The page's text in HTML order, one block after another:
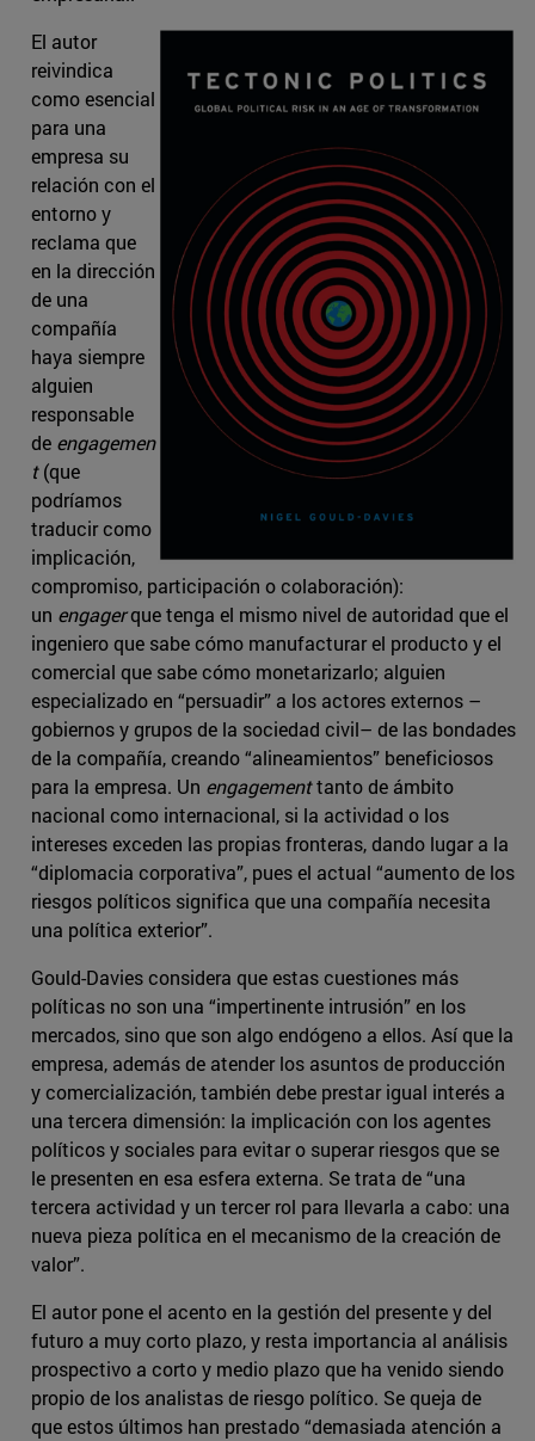
El autor
reivindica
como esencial
para una
empresa su
relación con el
entorno y
reclama que
en la dirección
de una
compañía
haya siempre
alguien
responsable
de engagemen
t(que
podríamos
traducir como
implicación,
compromiso, participación o colaboración):
un engagerque tenga el mismo nivel de autoridad que el
ingeniero que sabe cómo manufacturar el producto y el
comercial que sabe cómo monetarizarlo; alguien
especializado en “persuadir” a los actores externos –
gobiernos y grupos de la sociedad civil– de las bondades
de la compañía, creando “alineamientos” beneficiosos
para la empresa. Un engagementtanto de ámbito
nacional como internacional, si la actividad o los
intereses exceden las propias fronteras, dando lugar a la
“diplomacia corporativa”, pues el actual “aumento de los
riesgos políticos significa que una compañía necesita
una política exterior”.
Gould-Davies considera que estas cuestiones más
políticas no son una “impertinente intrusión” en los
mercados, sino que son algo endógeno a ellos. Así que la
empresa, además de atender los asuntos de producción
y comercialización, también debe prestar igual interés a
una tercera dimensión: la implicación con los agentes
políticos y sociales para evitar o superar riesgos que se
le presenten en esa esfera externa. Se trata de “una
tercera actividad y un tercer rol para llevarla a cabo: una
nueva pieza política en el mecanismo de la creación de
valor”.
El autor pone el acento en la gestión del presente y del
futuro a muy corto plazo, y resta importancia al análisis
prospectivo a corto y medio plazo que ha venido siendo
propio de los analistas de riesgo político. Se queja de
que estos últimos han prestado “demasiada atención a